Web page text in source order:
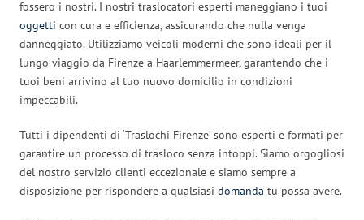
fossero i nostri. I nostri traslocatori esperti maneggiano i tuoi
oggetti con cura e efficienza, assicurando che nulla venga
danneggiato. Utilizziamo veicoli moderni che sono ideali per il
lungo viaggio da Firenze a Haarlemmermeer, garantendo che i
tuoi beni arrivino al tuo nuovo domicilio in condizioni
impeccabili.
Tutti i dipendenti di ‘Traslochi Firenze’ sono esperti e formati per
garantire un processo di trasloco senza intoppi. Siamo orgogliosi
del nostro servizio clienti eccezionale e siamo sempre a
disposizione per rispondere a qualsiasi domanda tu possa avere.